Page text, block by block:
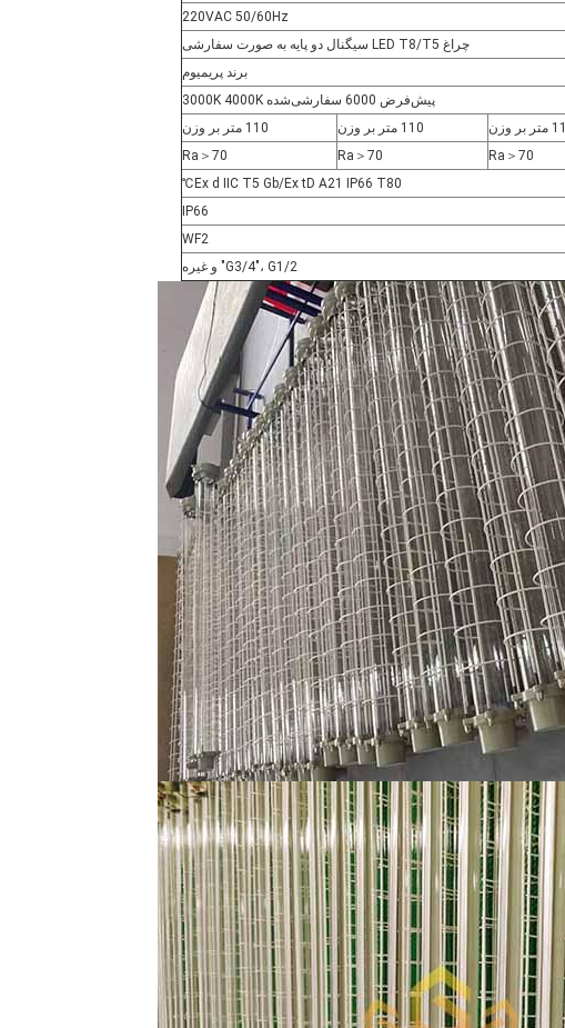
220VAC 50/60Hz
چراغ LED T8/T5 سیگنال دو پایه به صورت سفارشی
برند پریمیوم
پیش‌فرض 6000 سفارشی‌شده 3000K 4000K
بر وزن 110 متر بر وزن
110 متر بر وزن
Ra ＞ 70
Ra ＞ 70
Ra ＞ 70
Ex d IIC T5 Gb/Ex tD A21 IP66 T80℃
IP66
WF2
G3/4"، G1/2" و غیره